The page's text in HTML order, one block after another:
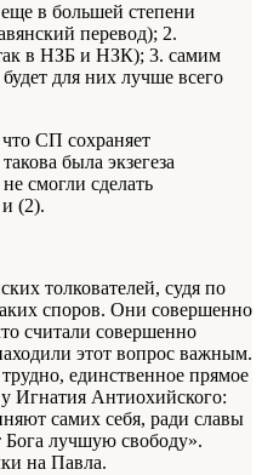
в большей степени
перевод); 2.
в НЗБ и НЗК); 3. самим
для них лучше всего
СП сохраняет
была экзегеза
смогли сделать
(2).
толкователей, судя по
споров. Они совершенно
считали совершенно
этот вопрос важным.
единственное прямое
Игнатия Антиохийского:
самих себя, ради славы
Бога лучшую свободу».
на Павла.